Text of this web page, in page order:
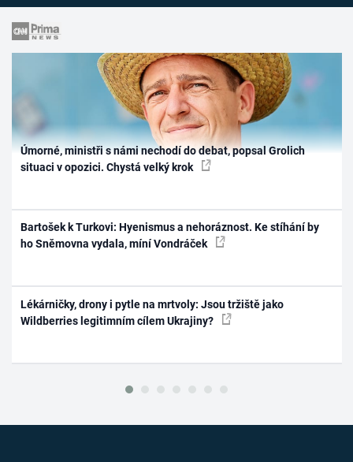
Úmorné, ministři s námi nechodí do debat, popsal Grolich
situaci v opozici. Chystá velký krok
Bartošek k Turkovi: Hyenismus a nehoráznost. Ke stíhání by
ho Sněmovna vydala, míní Vondráček
Lékárničky, drony i pytle na mrtvoly: Jsou tržiště jako
Wildberries legitimním cílem Ukrajiny?